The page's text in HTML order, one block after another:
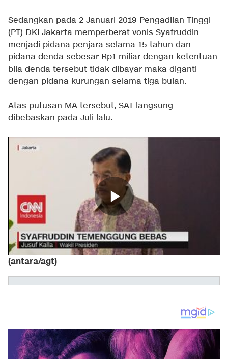
Sedangkan pada 2 Januari 2019 Pengadilan Tinggi
(PT) DKI Jakarta memperberat vonis Syafruddin
menjadi pidana penjara selama 15 tahun dan
pidana denda sebesar Rp1 miliar dengan ketentuan
bila denda tersebut tidak dibayar maka diganti
dengan pidana kurungan selama tiga bulan.
Atas putusan MA tersebut, SAT langsung
dibebaskan pada Juli lalu.
(antara/agt)